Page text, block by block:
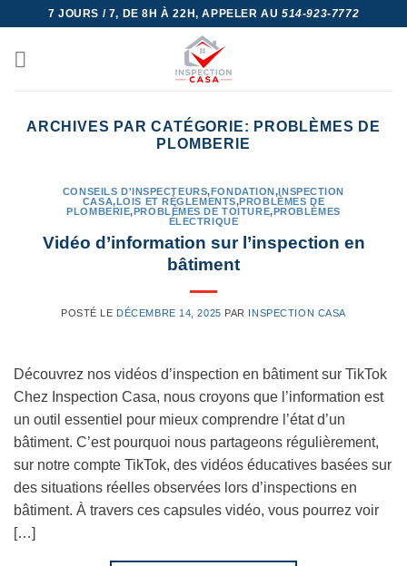
content
7 JOURS / 7, DE 8H À 22H, APPELER AU 514-923-7772
ARCHIVES PAR CATÉGORIE: PROBLÈMES DE
PLOMBERIE
CONSEILS D'INSPECTEURS,FONDATION,INSPECTION
CASA,LOIS ET RÈGLEMENTS,PROBLÈMES DE
PLOMBERIE,PROBLÈMES DE TOITURE,PROBLÈMES
ÉLECTRIQUE
Vidéo d’information sur l’inspection en
bâtiment
POSTÉ LE DÉCEMBRE 14, 2025 PAR INSPECTION CASA
Découvrez nos vidéos d’inspection en bâtiment sur TikTok
Chez Inspection Casa, nous croyons que l’information est
un outil essentiel pour mieux comprendre l’état d’un
bâtiment. C’est pourquoi nous partageons régulièrement,
sur notre compte TikTok, des vidéos éducatives basées sur
des situations réelles observées lors d’inspections en
bâtiment. À travers ces capsules vidéo, vous pourrez voir
[…]